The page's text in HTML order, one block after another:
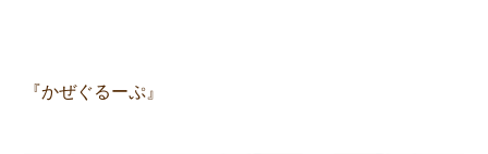
『かぜぐるーぷ』